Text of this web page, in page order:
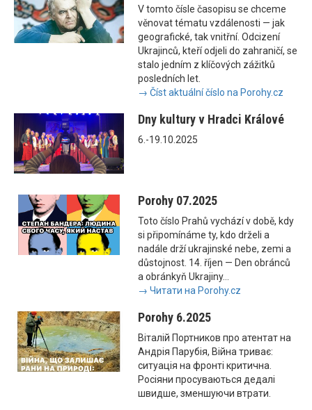
V tomto čísle časopisu se chceme
věnovat tématu vzdálenosti — jak
geografické, tak vnitřní. Odcizení
Ukrajinců, kteří odjeli do zahraničí, se
stalo jedním z klíčových zážitků
posledních let.
→ Číst aktuální číslo na Porohy.cz
Dny kultury v Hradci Králové
6.-19.10.2025
Porohy 07.2025
Toto číslo Prahů vychází v době, kdy
si připomínáme ty, kdo drželi a
nadále drží ukrajinské nebe, zemi a
důstojnost. 14. říjen — Den obránců
a obránkyň Ukrajiny...
→ Читати на Porohy.cz
Porohy 6.2025
Віталій Портников про атентат на
Андрія Парубія, Війна триває:
ситуація на фронті критична.
Росіяни просуваються дедалі
швидше, зменшуючи втрати.